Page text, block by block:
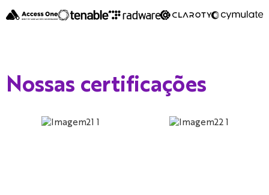
Nossas certificações